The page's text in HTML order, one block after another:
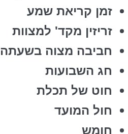
זמן קריאת שמע
זריזין מקד' למצוות
חביבה מצוה בשעתה
חג השבועות
חוט של תכלת
חול המועד
חומש